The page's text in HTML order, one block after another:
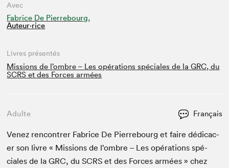
Avec
Fabrice De Pierrebourg,
Auteur·rice
Livres présentés
Missions de l’ombre – Les opérations spéciales de la GRC, du
SCRS et des Forces armées
Adulte Français
Venez ren­con­tr­er Fab­rice De Pier­re­bourg et faire dédi­cac­
er son livre « Mis­sions de l’ombre – Les opéra­tions spé­
ciales de laGRC, duSCRS et des Forces armées » chez